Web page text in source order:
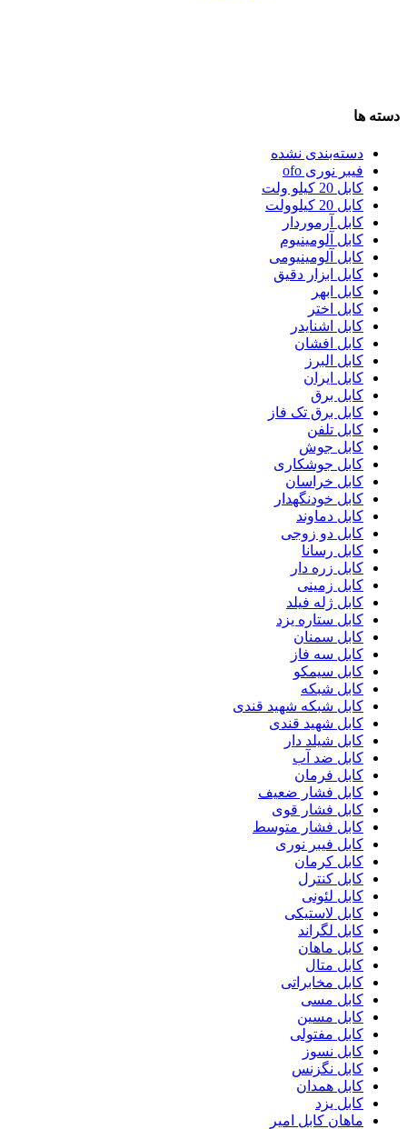
دسته ها
دسته‌بندی نشده
فیبر نوری ofo
کابل 20 کیلو ولت
کابل 20 کیلوولت
کابل آرموردار
کابل آلومینیوم
کابل آلومینیومی
کابل ابزار دقیق
کابل ابهر
کابل اختر
کابل اشنایدر
کابل افشان
کابل البرز
کابل ایران
کابل برق
کابل برق تک فاز
کابل تلفن
کابل جوش
کابل جوشکاری
کابل خراسان
کابل خودنگهدار
کابل دماوند
کابل دو زوجی
کابل رسانا
کابل زره دار
کابل زمینی
کابل ژله فیلد
کابل ستاره یزد
کابل سمنان
کابل سه فاز
کابل سیمکو
کابل شبکه
کابل شبکه شهید قندی
کابل شهید قندی
کابل شیلد دار
کابل ضد آب
کابل فرمان
کابل فشار ضعیف
کابل فشار قوی
کابل فشار متوسط
کابل فیبر نوری
کابل کرمان
کابل کنترل
کابل لئونی
کابل لاستیکی
کابل لگراند
کابل ماهان
کابل متال
کابل مخابراتی
کابل مسی
کابل مسین
کابل مفتولی
کابل نسوز
کابل نگزنس
کابل همدان
کابل یزد
ماهان کابل امیر